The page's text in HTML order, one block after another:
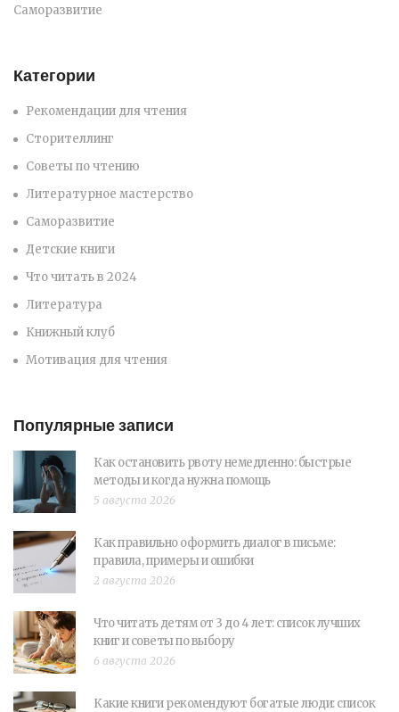
Саморазвитие
Категории
Рекомендации для чтения
Сторителлинг
Советы по чтению
Литературное мастерство
Саморазвитие
Детские книги
Что читать в 2024
Литература
Книжный клуб
Мотивация для чтения
Популярные записи
Как остановить рвоту немедленно: быстрые
методы и когда нужна помощь
5 августа 2026
Как правильно оформить диалог в письме:
правила, примеры и ошибки
2 августа 2026
Что читать детям от 3 до 4 лет: список лучших
книг и советы по выбору
6 августа 2026
Какие книги рекомендуют богатые люди: список